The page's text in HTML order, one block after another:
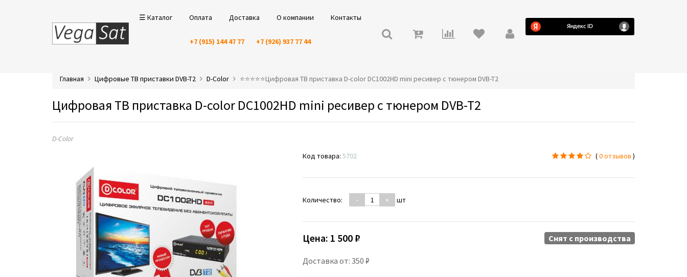
☰ Каталог Оплата Доставка О компании Контакты
+7 (915) 144 47 77 +7 (926) 937 77 44
Главная Цифровые ТВ приставки DVB-T2 D-Color ⭐️⭐️⭐️⭐️⭐️Цифровая ТВ приставка D-color DC1002HD mini ресивер с тюнером DVB-T2
Цифровая ТВ приставка D-color DC1002HD mini ресивер с тюнером DVB-T2
D-Color
Код товара:5702 (0 отзывов )
Количество: - + шт
Цена: 1 500 ₽
Доставка от: 350 ₽
Снят c производства